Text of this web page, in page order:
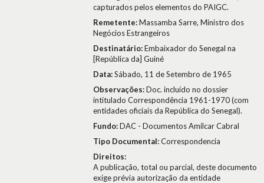
capturados pelos elementos do PAIGC.
Remetente:Massamba Sarre, Ministro dos
Negócios Estrangeiros
Destinatário:Embaixador do Senegal na
[República da] Guiné
Data:Sábado, 11 de Setembro de 1965
Observações:Doc. incluído no dossier
intitulado Correspondência 1961-1970 (com
entidades oficiais da República do Senegal).
Fundo:DAC - Documentos Amílcar Cabral
Tipo Documental:Correspondencia
Direitos:
A publicação, total ou parcial, deste documento
exige prévia autorização da entidade